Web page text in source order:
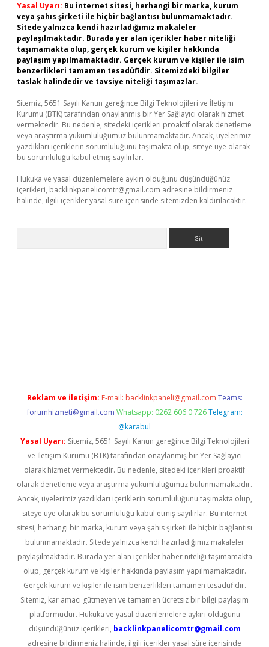
Yasal Uyarı: Bu internet sitesi, herhangi bir marka, kurum
veya şahıs şirketi ile hiçbir bağlantısı bulunmamaktadır.
Sitede yalnızca kendi hazırladığımız makaleler
paylaşılmaktadır. Burada yer alan içerikler haber niteliği
taşımamakta olup, gerçek kurum ve kişiler hakkında
paylaşım yapılmamaktadır. Gerçek kurum ve kişiler ile isim
benzerlikleri tamamen tesadüfidir. Sitemizdeki bilgiler
taslak halindedir ve tavsiye niteliği taşımazlar.
Sitemiz, 5651 Sayılı Kanun gereğince Bilgi Teknolojileri ve İletişim
Kurumu (BTK) tarafından onaylanmış bir Yer Sağlayıcı olarak hizmet
vermektedir. Bu nedenle, sitedeki içerikleri proaktif olarak denetleme
veya araştırma yükümlülüğümüz bulunmamaktadır. Ancak, üyelerimiz
yazdıkları içeriklerin sorumluluğunu taşımakta olup, siteye üye olarak
bu sorumluluğu kabul etmiş sayılırlar.
Hukuka ve yasal düzenlemelere aykırı olduğunu düşündüğünüz
içerikleri, backlinkpanelicomtr@gmail.com adresine bildirmeniz
halinde, ilgili içerikler yasal süre içerisinde sitemizden kaldırılacaktır.
Reklam ve İletişim: E-mail: backlinkpaneli@gmail.com Teams:
forumhizmeti@gmail.com Whatsapp: 0262 606 0 726 Telegram:
@karabul
Yasal Uyarı: Sitemiz, 5651 Sayılı Kanun gereğince Bilgi Teknolojileri
ve İletişim Kurumu (BTK) tarafından onaylanmış bir Yer Sağlayıcı
olarak hizmet vermektedir. Bu nedenle, sitedeki içerikleri proaktif
olarak denetleme veya araştırma yükümlülüğümüz bulunmamaktadır.
Ancak, üyelerimiz yazdıkları içeriklerin sorumluluğunu taşımakta olup,
siteye üye olarak bu sorumluluğu kabul etmiş sayılırlar. Bu internet
sitesi, herhangi bir marka, kurum veya şahıs şirketi ile hiçbir bağlantısı
bulunmamaktadır. Sitede yalnızca kendi hazırladığımız makaleler
paylaşılmaktadır. Burada yer alan içerikler haber niteliği taşımamakta
olup, gerçek kurum ve kişiler hakkında paylaşım yapılmamaktadır.
Gerçek kurum ve kişiler ile isim benzerlikleri tamamen tesadüfidir.
Sitemiz, kar amacı gütmeyen ve tamamen ücretsiz bir bilgi paylaşım
platformudur. Hukuka ve yasal düzenlemelere aykırı olduğunu
düşündüğünüz içerikleri, backlinkpanelicomtr@gmail.com
adresine bildirmeniz halinde, ilgili içerikler yasal süre içerisinde